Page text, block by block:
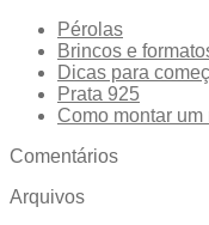
Pérolas
Brincos e
Dicas para
Prata 925
Como montar
Comentários
Arquivos